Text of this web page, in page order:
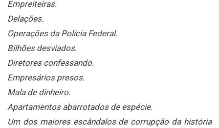
Empreiteiras.
Delações.
Operações da Polícia Federal.
Bilhões desviados.
Diretores confessando.
Empresários presos.
Mala de dinheiro.
Apartamentos abarrotados de espécie.
Um dos maiores escândalos de corrupção da história